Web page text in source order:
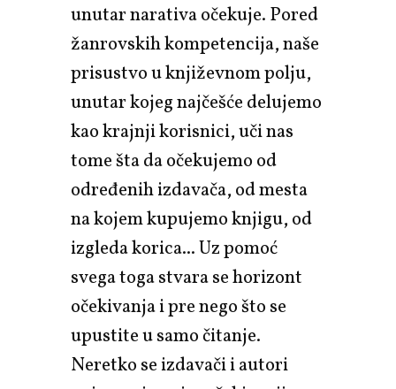
unutar narativa očekuje. Pored
žanrovskih kompetencija, naše
prisustvo u književnom polju,
unutar kojeg najčešće delujemo
kao krajnji korisnici, uči nas
tome šta da očekujemo od
određenih izdavača, od mesta
na kojem kupujemo knjigu, od
izgleda korica... Uz pomoć
svega toga stvara se horizont
očekivanja i pre nego što se
upustite u samo čitanje.
Neretko se izdavači i autori